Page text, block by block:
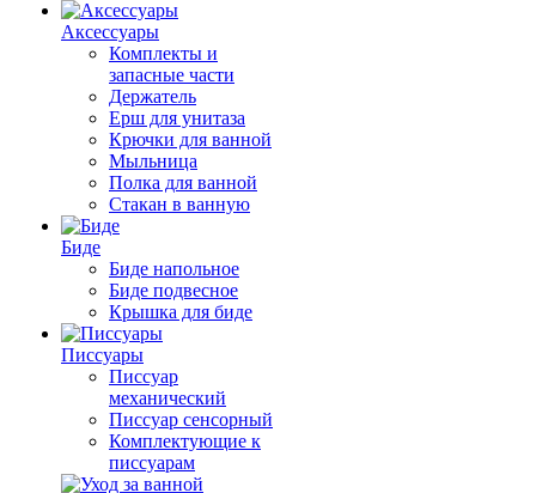
Аксессуары
Комплекты и
запасные части
Держатель
Ерш для унитаза
Крючки для ванной
Мыльница
Полка для ванной
Стакан в ванную
Биде
Биде напольное
Биде подвесное
Крышка для биде
Писсуары
Писсуар
механический
Писсуар сенсорный
Комплектующие к
писсуарам